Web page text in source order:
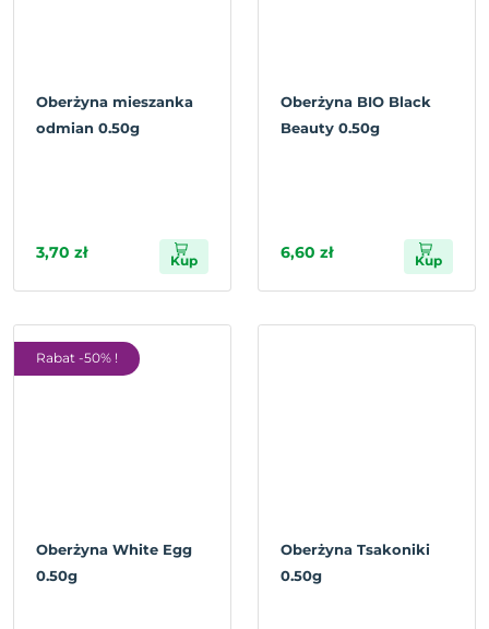
Oberżyna mieszanka
odmian 0.50g
3,70 zł Kup
Oberżyna BIO Black
Beauty 0.50g
6,60 zł Kup
Rabat -50% !
Oberżyna White Egg
0.50g
Oberżyna Tsakoniki
0.50g